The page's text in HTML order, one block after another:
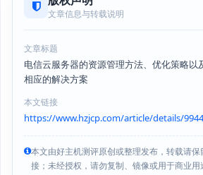
文章信息与转载说明
文章标题
电信云服务器的资源管理方法、优化策略以
相应的解决方案
本文链接
https://www.hzjcp.com/article/details/
本文由好主机测评原创或整理发布，转载请
接；未经授权，请勿复制、镜像或用于商业用